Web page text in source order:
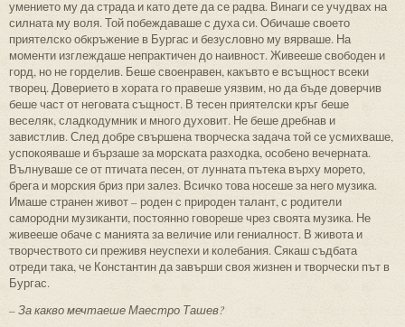
умението му да страда и като дете да се радва. Винаги се учудвах на
силната му воля. Той побеждаваше с духа си. Обичаше своето
приятелско обкръжение в Бургас и безусловно му вярваше. На
моменти изглеждаше непрактичен до наивност. Живееше свободен и
горд, но не горделив. Беше своенравен, какъвто е всъщност всеки
творец. Доверието в хората го правеше уязвим, но да бъде доверчив
беше част от неговата същност. В тесен приятелски кръг беше
веселяк, сладкодумник и много духовит. Не беше дребнав и
завистлив. След добре свършена творческа задача той се усмихваше,
успокояваше и бързаше за морската разходка, особено вечерната.
Вълнуваше се от птичата песен, от лунната пътека върху морето,
брега и морския бриз при залез. Всичко това носеше за него музика.
Имаше странен живот – роден с природен талант, с родители
самородни музиканти, постоянно говореше чрез своята музика. Не
живееше обаче с манията за величие или гениалност. В живота и
творчеството си преживя неуспехи и колебания. Сякаш съдбата
отреди така, че Константин да завърши своя жизнен и творчески път в
Бургас.
– За какво мечтаеше Маестро Ташев?